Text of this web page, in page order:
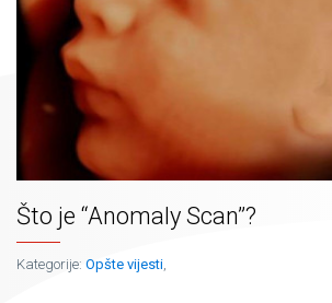
Što je “Anomaly Scan”?
Kategorije: Opšte vijesti,